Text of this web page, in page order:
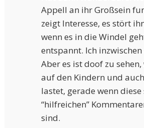
Appell an ihr Großsein
zeigt Interesse, es stört
wenn es in die Windel
entspannt. Ich inzwischen
Aber es ist doof zu
auf den Kindern und
lastet, gerade wenn diese
“hilfreichen”
sind.